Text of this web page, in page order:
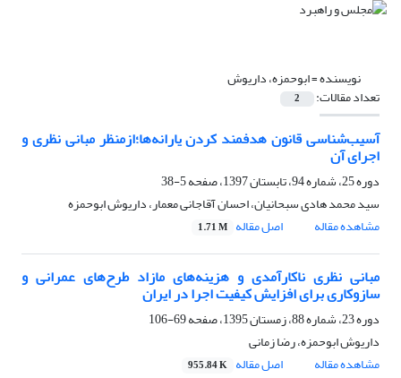
نویسنده =ابوحمزه، داریوش
تعداد مقالات: 2
آسیب‌شناسی قانون هدفمند کردن یارانه‌ها؛ازمنظر مبانی نظری و
اجرای آن
دوره 25، شماره 94، تابستان 1397، صفحه
5-38
سید محمد هادی سبحانیان، احسان آقاجانی معمار، داریوش ابوحمزه
مشاهده مقاله
اصل مقاله 1.71 M
مبانی نظری ناکارآمدی و هزینه‌های مازاد طرح‌های عمرانی و
سازوکاری برای افزایش کیفیت اجرا در ایران
دوره 23، شماره 88، زمستان 1395، صفحه
69-106
داریوش ابوحمزه، رضا زمانی
مشاهده مقاله
اصل مقاله 955.84 K